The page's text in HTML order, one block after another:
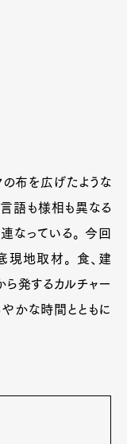
布を広げたような
語も様相も異なる
なっている。 今回
現地取材。 食、建
発するカルチャー
かな時間とともに